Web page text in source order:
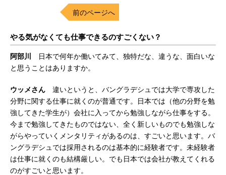
前のページへ
やる気がなくても仕事できるのすごくない？
阿部川
日本で何年か働いてみて、独特だな、違うな、面白いな
と思うことはありますか。
ウッメさん 違いというと、バングラデシュでは大学で専攻した
分野に関する仕事に就くのが普通です。日本では（他の分野を勉
強してきた学生が）会社に入ってから勉強しながら仕事をする。
今まで勉強してきたものではない、全く新しいものでも勉強しな
がらやっていくメンタリティがあるのは、すごいと思います。バ
ングラデシュでは採用されるのは基本的に経験者です。未経験者
は仕事に就くのも結構厳しい。でも日本では会社が教えてくれる
のがすごいと思います。